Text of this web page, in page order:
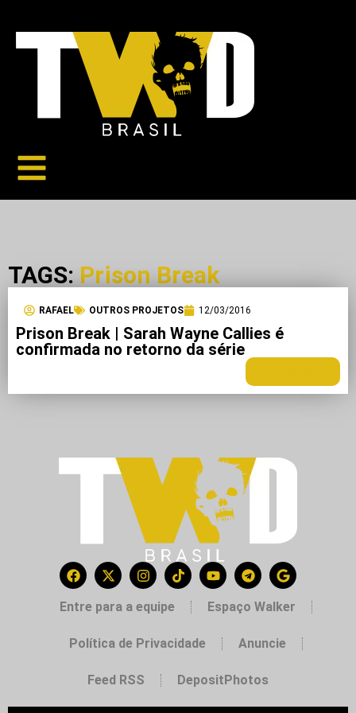
TAGS: Prison Break
RAFAEL OUTROS PROJETOS 12/03/2016
Prison Break | Sarah Wayne Callies é
confirmada no retorno da série
Entre para a equipe Espaço Walker
Política de Privacidade Anuncie
Feed RSS DepositPhotos